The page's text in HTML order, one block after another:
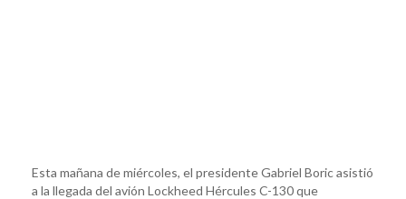
Esta mañana de miércoles, el presidente Gabriel Boric asistió
a la llegada del avión Lockheed Hércules C-130 que